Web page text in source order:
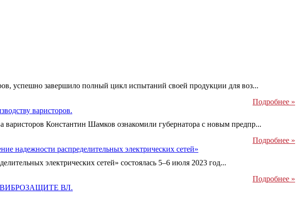
успешно завершило полный цикл испытаний своей продукции для воз...
Подробнее »
варисторов.
Константин Шамков ознакомили губернатора с новым предпр...
Подробнее »
надежности распределительных электрических сетей»
электрических сетей» состоялась 5–6 июля 2023 год...
Подробнее »
ВЛ.